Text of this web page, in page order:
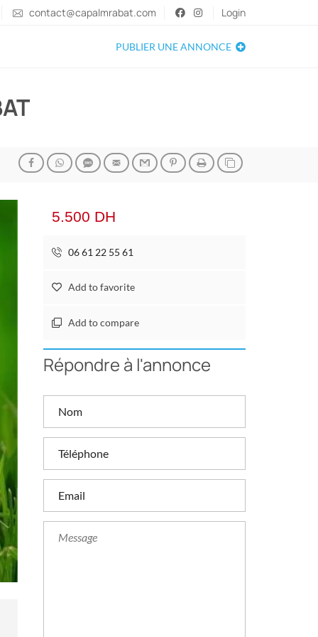
contact@capalmrabat.com Login
PUBLIER UNE ANNONCE
5.500 DH
06 61 22 55 61
Add to favorite
Add to compare
Répondre à l'annonce